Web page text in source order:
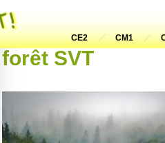
CE2 CM1
forêt SVT